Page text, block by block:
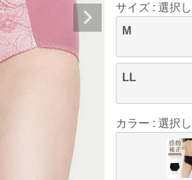
サイズ
選択
M
LL
カラー 選択